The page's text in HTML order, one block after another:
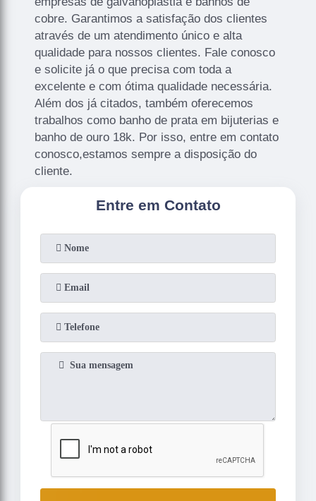
cobre. Garantimos a satisfação dos clientes
através de um atendimento único e alta
qualidade para nossos clientes. Fale conosco
e solicite já o que precisa com toda a
excelente e com ótima qualidade necessária.
Além dos já citados, também oferecemos
trabalhos como banho de prata em bijuterias e
banho de ouro 18k. Por isso, entre em contato
conosco,estamos sempre a disposição do
cliente.
Entre em Contato